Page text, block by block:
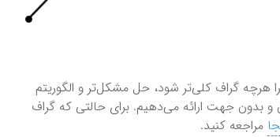
هرچه گراف کلی‌تر شود، حل مشکل‌تر و الگوریتم
و بدون جهت ارائه می‌دهیم. برای حالتی که گراف
مراجعه کنید.